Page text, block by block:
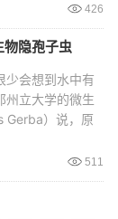
426
隐孢子虫
少会想到水中有
州立大学的微生
Gerba）说，原
511